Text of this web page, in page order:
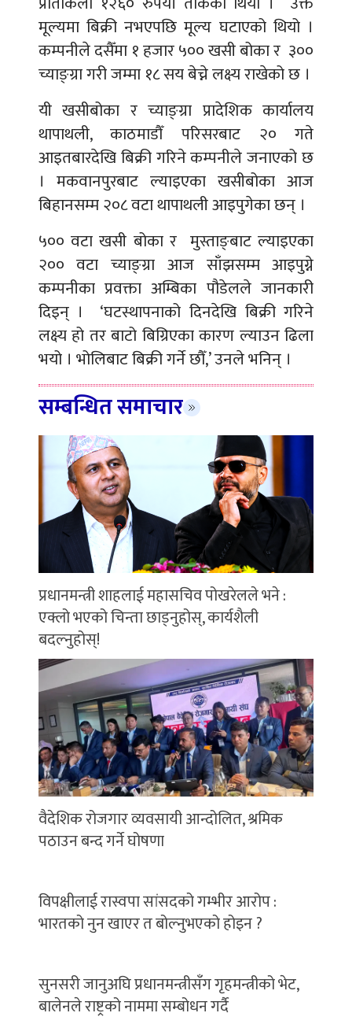
मूल्यमा बिक्री नभएपछि मूल्य घटाएको थियो ।
कम्पनीले दसैँमा १ हजार ५०० खसी बोका र ३००
च्याङ्ग्रा गरी जम्मा १८ सय बेच्ने लक्ष्य राखेको छ ।
यी खसीबोका र च्याङ्ग्रा प्रादेशिक कार्यालय
थापाथली, काठमाडौँ परिसरबाट २० गते
आइतबारदेखि बिक्री गरिने कम्पनीले जनाएको छ
। मकवानपुरबाट ल्याइएका खसीबोका आज
बिहानसम्म २०८ वटा थापाथली आइपुगेका छन् ।
५०० वटा खसी बोका र मुस्ताङ्बाट ल्याइएका
२०० वटा च्याङ्ग्रा आज साँझसम्म आइपुग्ने
कम्पनीका प्रवक्ता अम्बिका पौडेलले जानकारी
दिइन् । ‘घटस्थापनाको दिनदेखि बिक्री गरिने
लक्ष्य हो तर बाटो बिग्रिएका कारण ल्याउन ढिला
भयो । भोलिबाट बिक्री गर्ने छौँ,’ उनले भनिन् ।
सम्बन्धित समाचार
प्रधानमन्त्री शाहलाई महासचिव पोखरेलले भने :
एक्लो भएको चिन्ता छाड्नुहोस्, कार्यशैली
बदल्नुहोस्!
वैदेशिक रोजगार व्यवसायी आन्दोलित, श्रमिक
पठाउन बन्द गर्ने घोषणा
विपक्षीलाई रास्वपा सांसदको गम्भीर आरोप :
भारतको नुन खाएर त बोल्नुभएको होइन ?
सुनसरी जानुअघि प्रधानमन्त्रीसँग गृहमन्त्रीको भेट,
बालेनले राष्ट्रको नाममा सम्बोधन गर्दै